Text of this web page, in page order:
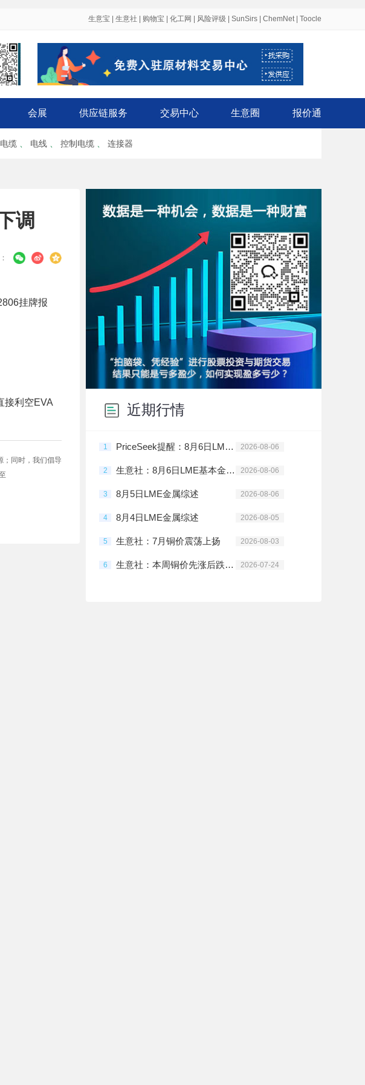
生意宝 生意社 购物宝 化工网 风险评级 SunSirs ChemNet| Toocle
会展 供应链服务 交易中心 生意圈 报价通
缆 电线 控制电缆 连接器
调
挂牌报
接利空EVA
；同时，我们倡导
近期行情
1 PriceSeek提醒：8月6日LME有色金属库存全线回落 2026-08-06
2 生意社：8月6日LME基本金属库存统计 2026-08-06
3 8月5日LME金属综述 2026-08-06
4 8月4日LME金属综述 2026-08-05
5 生意社：7月铜价震荡上扬 2026-08-03
6 生意社：本周铜价先涨后跌（7.20-7.24） 2026-07-24